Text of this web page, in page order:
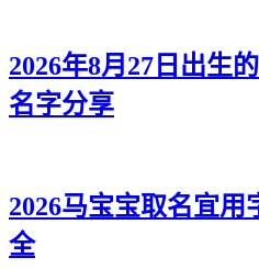
2026年8月27日出生
名字分享
2026马宝宝取名宜用
全